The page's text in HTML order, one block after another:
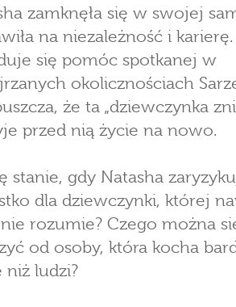
zamknęła się w swojej
na niezależność i
się pomóc spotkanej w
okolicznościach
że ta „dziewczynka
przed nią życie na nowo.
stanie, gdy Natasha
dla dziewczynki, której
rozumie? Czego można
od osoby, która kocha
niż ludzi?